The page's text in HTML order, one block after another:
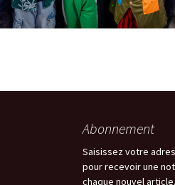
les 10 ans de l’Apemms
Abonnement
Saisissez votre
pour recevoir une
chaque nouvel article.